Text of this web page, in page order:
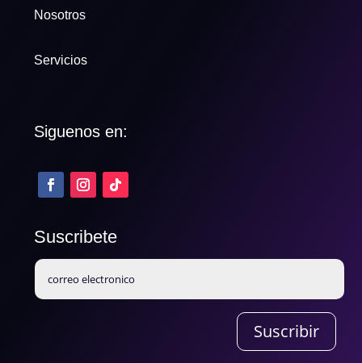
Nosotros
Servicios
Siguenos en:
Suscribete
Suscribir